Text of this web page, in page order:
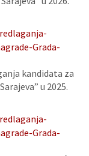
Grada-
kandidata za
u 2025.
Grada-